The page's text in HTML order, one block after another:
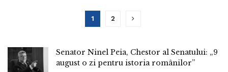
1 2
Senator Ninel Peia, Chestor al Senatului: „9
august o zi pentru istoria românilor”